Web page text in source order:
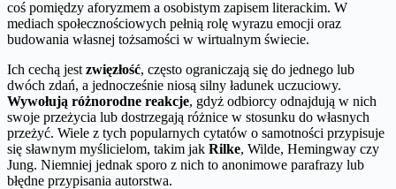
coś pomiędzy aforyzmem a osobistym zapisem literackim. W
mediach społecznościowych pełnią rolę wyrazu emocji oraz
budowania własnej tożsamości w wirtualnym świecie.
Ich cechą jest zwięzłość, często ograniczają się do jednego lub
dwóch zdań, a jednocześnie niosą silny ładunek uczuciowy.
Wywołują różnorodne reakcje, gdyż odbiorcy odnajdują w nich
swoje przeżycia lub dostrzegają różnice w stosunku do własnych
przeżyć. Wiele z tych popularnych cytatów o samotności przypisuje
się sławnym myślicielom, takim jak Rilke, Wilde, Hemingway czy
Jung. Niemniej jednak sporo z nich to anonimowe parafrazy lub
błędne przypisania autorstwa.